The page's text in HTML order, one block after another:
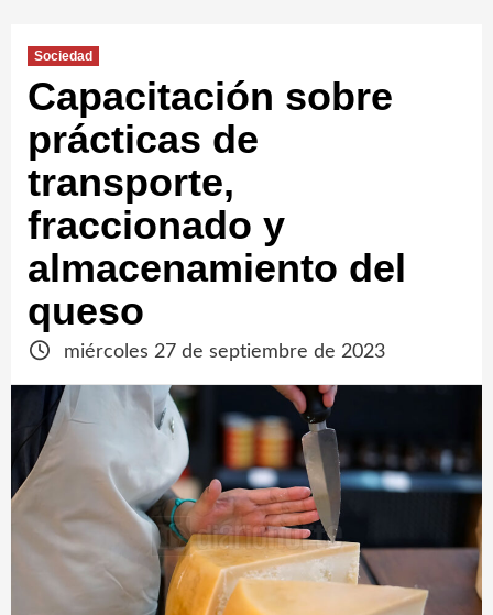
Sociedad
Capacitación sobre
prácticas de
transporte,
fraccionado y
almacenamiento del
queso
miércoles 27 de septiembre de 2023